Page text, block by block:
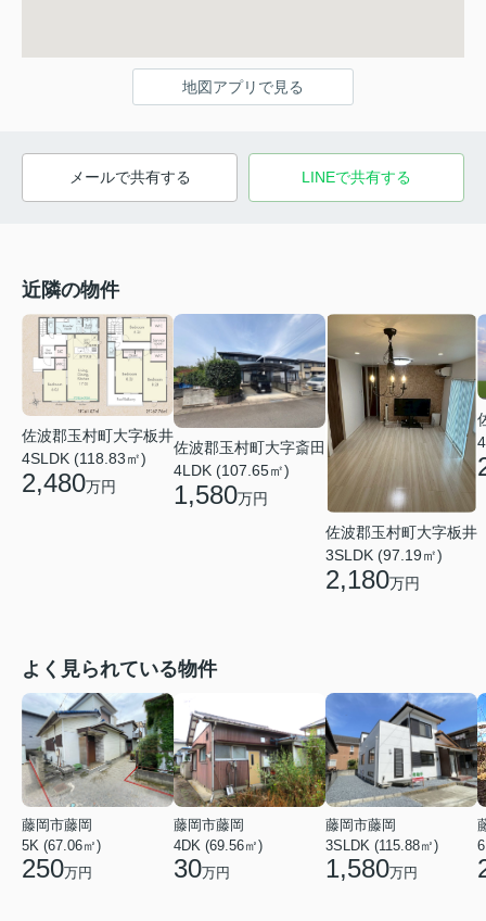
地図アプリで見る
メールで共有する LINEで共有する
近隣の物件
佐波郡玉村町大字板井
4SLDK (118.83㎡)
2,480万円
佐波郡玉村町大字斎田
4LDK (107.65㎡)
1,580万円
佐波郡玉村町大字板井
3SLDK (97.19㎡)
2,180万円
よく見られている物件
藤岡市藤岡
5K (67.06㎡)
250万円
藤岡市藤岡
4DK (69.56㎡)
30万円
藤岡市藤岡
3SLDK (115.88㎡)
1,580万円